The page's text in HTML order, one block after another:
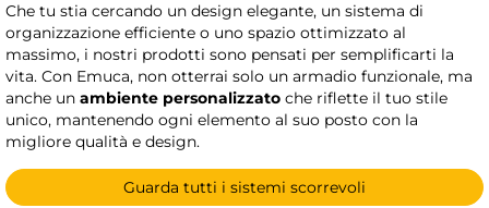
Che tu stia cercando un design elegante, un sistema di
organizzazione efficiente o uno spazio ottimizzato al
massimo, i nostri prodotti sono pensati per semplificarti la
vita. Con Emuca, non otterrai solo un armadio funzionale, ma
anche un ambiente personalizzato che riflette il tuo stile
unico, mantenendo ogni elemento al suo posto con la
migliore qualità e design.
Guarda tutti i sistemi scorrevoli